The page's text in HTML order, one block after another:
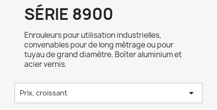
SÉRIE 8900
Enrouleurs pour utilisation industrielles,
convenables pour de long métrage ou pour
tuyau de grand diamètre. Boîter aluminium et
acier vernis.
Prix, croissant 